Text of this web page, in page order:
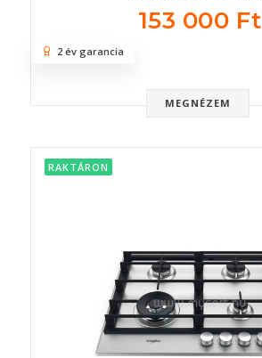
153 000 Ft
MEGNÉZEM
2 év garancia
RAKTÁRON